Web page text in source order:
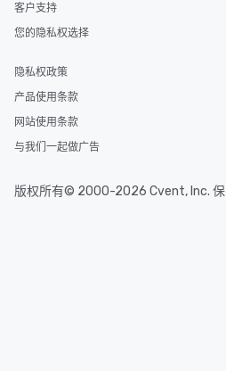
客户支持
您的隐私权选择
隐私权政策
产品使用条款
网站使用条款
与我们一起做广告
版权所有© 2000-2026 Cvent, Inc. 保